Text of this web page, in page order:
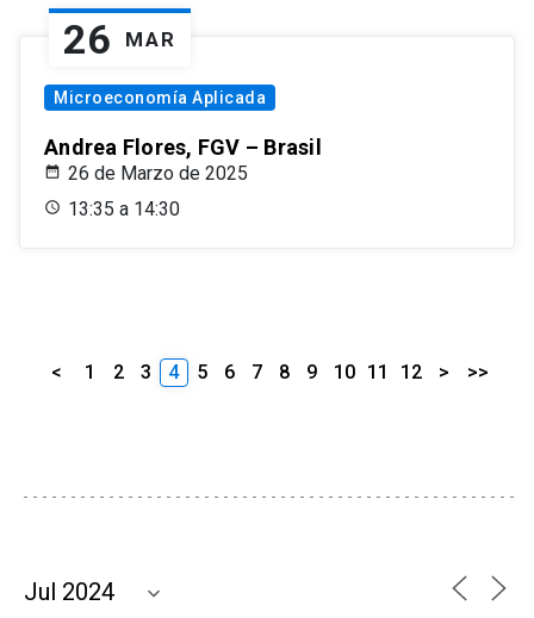
26 MAR
Microeconomía Aplicada
Andrea Flores, FGV – Brasil
26 de Marzo de 2025
13:35 a 14:30
< 1 2 3 4 5 6 7 8 9 10 11 12 > >>